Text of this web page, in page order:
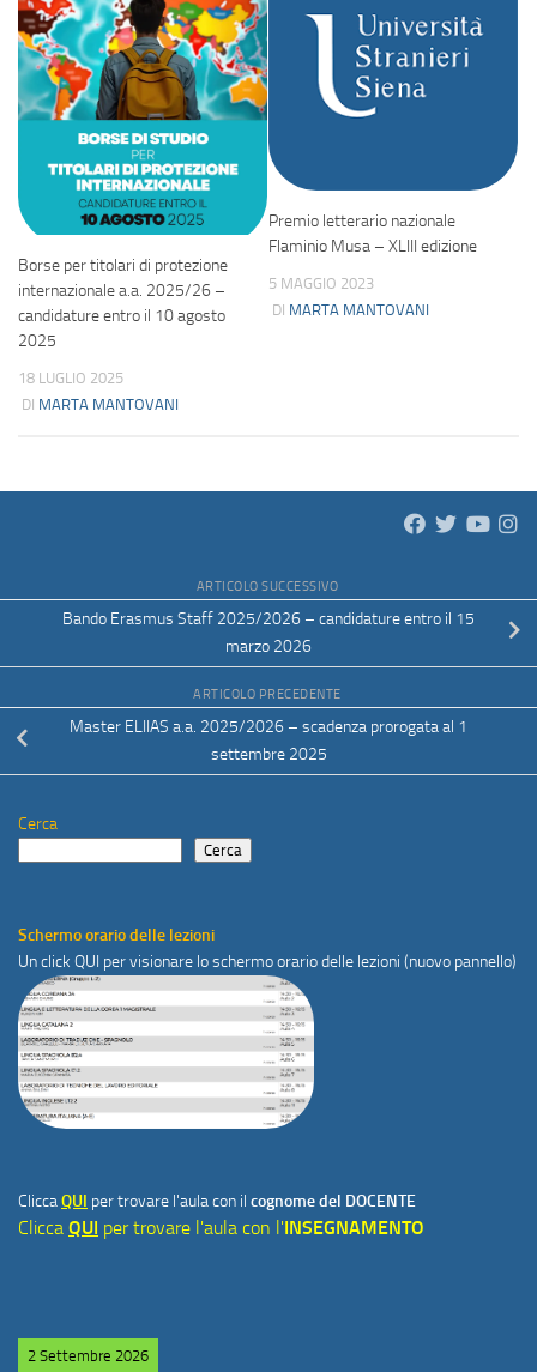
Borse per titolari di protezione
internazionale a.a. 2025/26 –
candidature entro il 10 agosto
2025
18 LUGLIO 2025
DI MARTA MANTOVANI
Premio letterario nazionale
Flaminio Musa – XLIII edizione
5 MAGGIO 2023
DI MARTA MANTOVANI
ARTICOLO SUCCESSIVO
Bando Erasmus Staff 2025/2026 – candidature entro il 15
marzo 2026
ARTICOLO PRECEDENTE
Master ELIIAS a.a. 2025/2026 – scadenza prorogata al 1
settembre 2025
Cerca
Cerca
Schermo orario delle lezioni
Un click QUI per visionare lo schermo orario delle lezioni (nuovo pannello)
CliccaQUI per trovare l'aula con il cognome del DOCENTE
Clicca QUI per trovare l'aula con l'INSEGNAMENTO
2 Settembre 2026